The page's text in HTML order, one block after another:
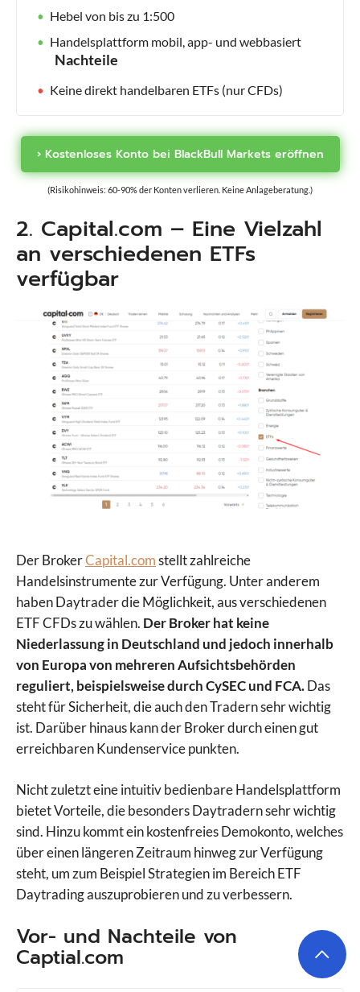
Hebel von bis zu 1:500
Handelsplattform mobil, app- und webbasiert
Nachteile
Keine direkt handelbaren ETFs (nur CFDs)
› Kostenloses Konto bei BlackBull Markets eröffnen
(Risikohinweis: 60-90% der Konten verlieren. Keine Anlageberatung.)
2. Capital.com – Eine Vielzahl
an verschiedenen ETFs
verfügbar
Der BrokerCapital.comstellt zahlreiche
Handelsinstrumente zur Verfügung. Unter anderem
haben Daytrader die Möglichkeit, aus verschiedenen
ETF CFDs zu wählen. Der Broker hat keine
Niederlassung in Deutschland und jedoch innerhalb
von Europa von mehreren Aufsichtsbehörden
reguliert, beispielsweise durch CySEC und FCA.Das
steht für Sicherheit, die auch den Tradern sehr wichtig
ist. Darüber hinaus kann der Broker durch einen gut
erreichbaren Kundenservice punkten.
Nicht zuletzt eine intuitiv bedienbare Handelsplattform
bietet Vorteile, die besonders Daytradern sehr wichtig
sind. Hinzu kommt ein kostenfreies Demokonto, welches
über einen längeren Zeitraum hinweg zur Verfügung
steht, um zum Beispiel Strategien im Bereich ETF
Daytrading auszuprobieren und zu verbessern.
Vor- und Nachteile von
Captial.com